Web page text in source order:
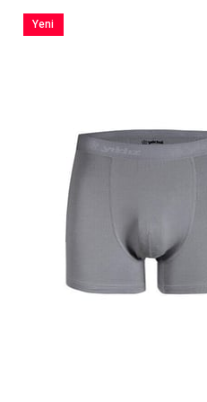
Yeni